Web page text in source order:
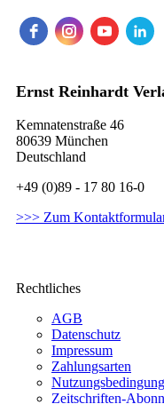
Ernst Reinhardt
Kemnatenstraße 46
80639 München
Deutschland
+49 (0)89 - 17 80 16-0
>>> Zum
Rechtliches
AGB
Datenschutz
Impressum
Zahlungsarten
Zeitschriften-